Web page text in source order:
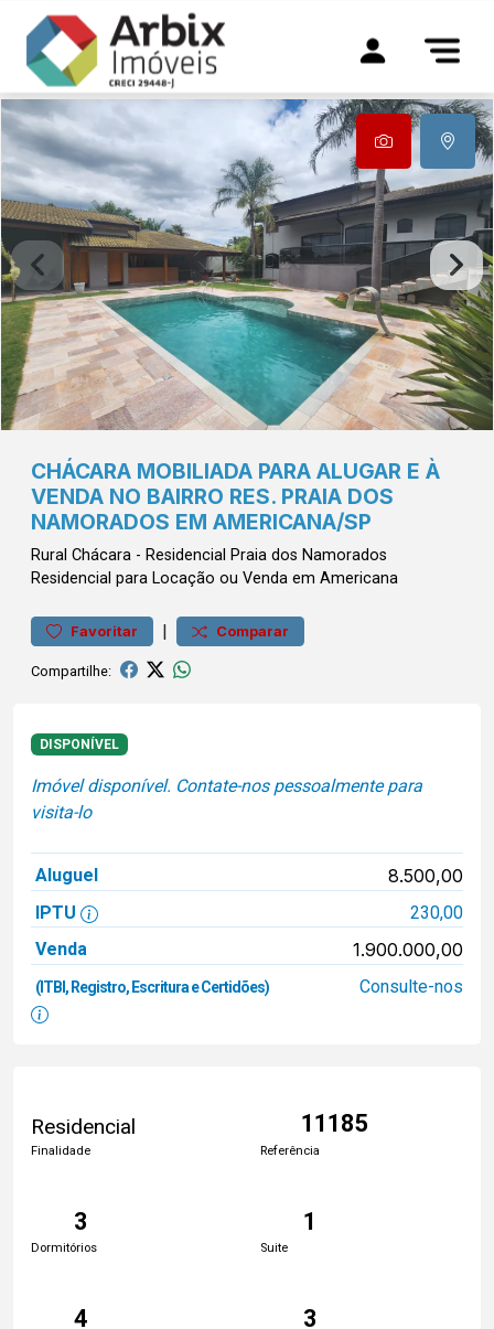
CHÁCARA MOBILIADA PARA ALUGAR E À
VENDA NO BAIRRO RES. PRAIA DOS
NAMORADOS EM AMERICANA/SP
Rural Chácara - Residencial Praia dos Namorados
Residencial para Locação ou Venda em Americana
Favoritar | Comparar
Compartilhe:
DISPONÍVEL
Imóvel disponível. Contate-nos pessoalmente para
visita-lo
Aluguel 8.500,00
IPTU
230,00
Venda
1.900.000,00
(ITBI, Registro, Escritura e Certidões) Consulte-nos
Residencial
Finalidade
11185
Referência
3
Dormitórios
1
Suite
4 3